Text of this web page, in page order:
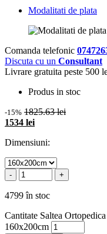
Modalitati de plata
Comanda telefonic
Discuta cu un Consultant
Livrare gratuita peste 500
Produs in stoc
-15% 1825.63 lei
1534 lei
Dimensiuni:
- +
4799 în stoc
Cantitate Saltea
160x200cm